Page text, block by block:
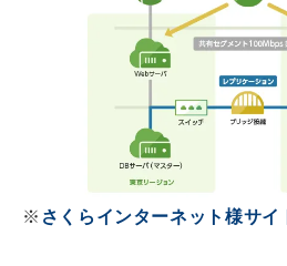
※ さくらインターネット様サイ